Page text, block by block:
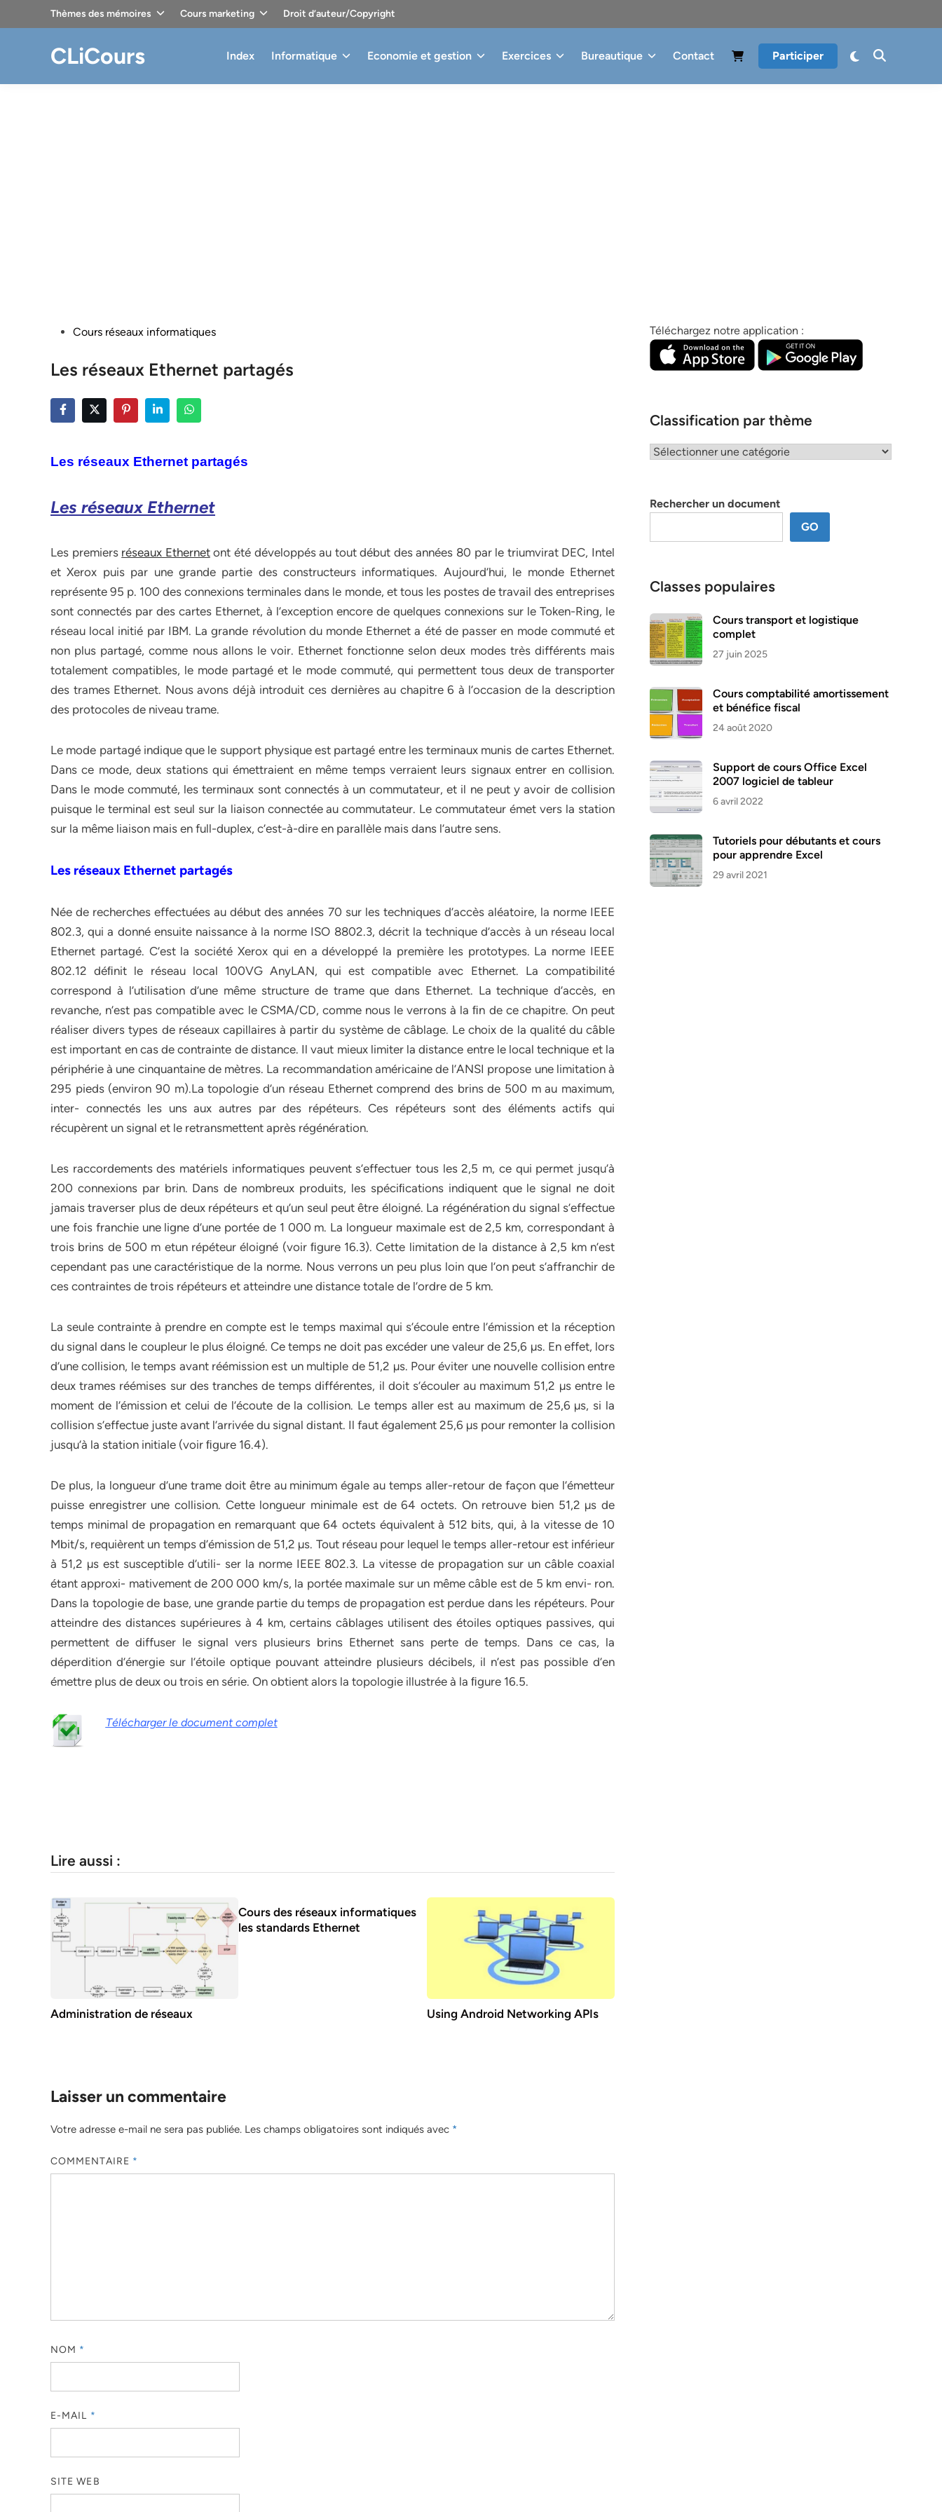
Thèmes des mémoires Cours marketing Droit d’auteur/Copyright
CLiCours Index Informatique Economie et gestion Exercices Bureautique Contact Participer
PostedCours réseaux informatiques
Les réseaux Ethernet partagés
Les réseaux Ethernet partagés
Les réseaux Ethernet
Les premiers réseaux Ethernetont été développés au tout début des années 80 par le triumvirat DEC, Intel
et Xerox puis par une grande partie des constructeurs informatiques. Aujourd’hui, le monde Ethernet
représente 95 p. 100 des connexions terminales dans le monde, et tous les postes de travail des entreprises
sont connectés par des cartes Ethernet, à l’exception encore de quelques connexions sur le Token-Ring, le
réseau local initié par IBM. La grande révolution du monde Ethernet a été de passer en mode commuté et
non plus partagé, comme nous allons le voir. Ethernet fonctionne selon deux modes très différents mais
totalement compatibles, le mode partagé et le mode commuté, qui permettent tous deux de transporter
des trames Ethernet. Nous avons déjà introduit ces dernières au chapitre 6 à l’occasion de la description
des protocoles de niveau trame.
Le mode partagé indique que le support physique est partagé entre les terminaux munis de cartes Ethernet.
Dans ce mode, deux stations qui émettraient en même temps verraient leurs signaux entrer en collision.
Dans le mode commuté, les terminaux sont connectés à un commutateur, et il ne peut y avoir de collision
puisque le terminal est seul sur la liaison connectée au commutateur. Le commutateur émet vers la station
sur la même liaison mais en full-duplex, c’est-à-dire en parallèle mais dans l’autre sens.
Les réseaux Ethernet partagés
Née de recherches effectuées au début des années 70 sur les techniques d’accès aléatoire, la norme IEEE
802.3, qui a donné ensuite naissance à la norme ISO 8802.3, décrit la technique d’accès à un réseau local
Ethernet partagé. C’est la société Xerox qui en a développé la première les prototypes. La norme IEEE
802.12 déﬁnit le réseau local 100VG AnyLAN, qui est compatible avec Ethernet. La compatibilité
correspond à l’utilisation d’une même structure de trame que dans Ethernet. La technique d’accès, en
revanche, n’est pas compatible avec le CSMA/CD, comme nous le verrons à la ﬁn de ce chapitre. On peut
réaliser divers types de réseaux capillaires à partir du système de câblage. Le choix de la qualité du câble
est important en cas de contrainte de distance. Il vaut mieux limiter la distance entre le local technique et la
périphérie à une cinquantaine de mètres. La recommandation américaine de l’ANSI propose une limitation à
295 pieds (environ 90 m).La topologie d’un réseau Ethernet comprend des brins de 500 m au maximum,
inter- connectés les uns aux autres par des répéteurs. Ces répéteurs sont des éléments actifs qui
récupèrent un signal et le retransmettent après régénération.
Les raccordements des matériels informatiques peuvent s’effectuer tous les 2,5 m, ce qui permet jusqu’à
200 connexions par brin. Dans de nombreux produits, les spéciﬁcations indiquent que le signal ne doit
jamais traverser plus de deux répéteurs et qu’un seul peut être éloigné. La régénération du signal s’effectue
une fois franchie une ligne d’une portée de 1 000 m. La longueur maximale est de 2,5 km, correspondant à
trois brins de 500 m etun répéteur éloigné (voir ﬁgure 16.3). Cette limitation de la distance à 2,5 km n’est
cependant pas une caractéristique de la norme. Nous verrons un peu plus loin que l’on peut s’affranchir de
ces contraintes de trois répéteurs et atteindre une distance totale de l’ordre de 5 km.
La seule contrainte à prendre en compte est le temps maximal qui s’écoule entre l’émission et la réception
du signal dans le coupleur le plus éloigné. Ce temps ne doit pas excéder une valeur de 25,6 µs. En effet, lors
d’une collision, le temps avant réémission est un multiple de 51,2 µs. Pour éviter une nouvelle collision entre
deux trames réémises sur des tranches de temps différentes, il doit s’écouler au maximum 51,2 µs entre le
moment de l’émission et celui de l’écoute de la collision. Le temps aller est au maximum de 25,6 µs, si la
collision s’effectue juste avant l’arrivée du signal distant. Il faut également 25,6 µs pour remonter la collision
jusqu’à la station initiale (voir ﬁgure 16.4).
De plus, la longueur d’une trame doit être au minimum égale au temps aller-retour de façon que l’émetteur
puisse enregistrer une collision. Cette longueur minimale est de 64 octets. On retrouve bien 51,2 µs de
temps minimal de propagation en remarquant que 64 octets équivalent à 512 bits, qui, à la vitesse de 10
Mbit/s, requièrent un temps d’émission de 51,2 µs. Tout réseau pour lequel le temps aller-retour est inférieur
à 51,2 µs est susceptible d’utili- ser la norme IEEE 802.3. La vitesse de propagation sur un câble coaxial
étant approxi- mativement de 200 000 km/s, la portée maximale sur un même câble est de 5 km envi- ron.
Dans la topologie de base, une grande partie du temps de propagation est perdue dans les répéteurs. Pour
atteindre des distances supérieures à 4 km, certains câblages utilisent des étoiles optiques passives, qui
permettent de diffuser le signal vers plusieurs brins Ethernet sans perte de temps. Dans ce cas, la
déperdition d’énergie sur l’étoile optique pouvant atteindre plusieurs décibels, il n’est pas possible d’en
émettre plus de deux ou trois en série. On obtient alors la topologie illustrée à la ﬁgure 16.5.
Télécharger le document complet
Lire aussi :
Administration de réseaux
Cours des réseaux informatiques
les standards Ethernet
Using Android Networking APIs
Laisser un commentaire
Votre adresse e-mail ne sera pas publiée. Les champs obligatoires sont indiqués avec *
COMMENTAIRE *
NOM *
E-MAIL *
SITE WEB
Téléchargez notre application :
Classification par thème
Classification
Rechercher un document
GO
Classes populaires
Cours transport et logistique
complet
27 juin 2025
Cours comptabilité amortissement
et bénéfice fiscal
24 août 2020
Support de cours Office Excel
2007 logiciel de tableur
6 avril 2022
Tutoriels pour débutants et cours
pour apprendre Excel
29 avril 2021